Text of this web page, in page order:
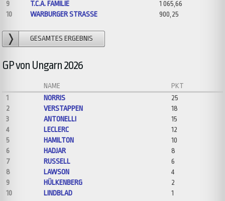
9 T.C.A. FAMILIE
1 065,66
10
WARBURGER STRASSE 900,25
GESAMTES ERGEBNIS
GP von Ungarn 2026
NAME
PKT
1
NORRIS
25
2
VERSTAPPEN
18
3
ANTONELLI
15
4
LECLERC
12
5
HAMILTON
10
6
HADJAR
8
7
RUSSELL
6
8
LAWSON
4
9
HÜLKENBERG
2
10
LINDBLAD 1